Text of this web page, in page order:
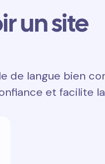
un site
de langue bien
et facilite